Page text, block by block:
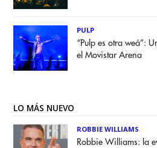
PULP
“Pulp es otra weá”:
el Movistar Arena
LO MÁS NUEVO
ROBBIE WILLIAMS
Robbie Williams: la